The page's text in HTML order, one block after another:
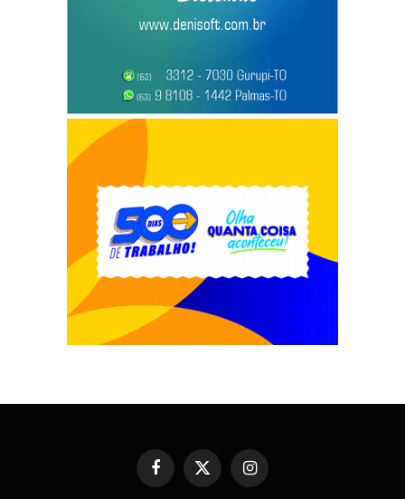
Facebook
X
Instagram